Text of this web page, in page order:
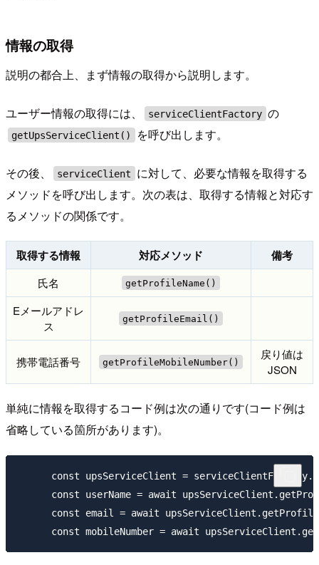
情報の取得
説明の都合上、まず情報の取得から説明します。
ユーザー情報の取得には、 serviceClientFactory の
getUpsServiceClient() を呼び出します。
その後、 serviceClient
に対して、必要な情報を取得する
メソッドを呼び出します。次の表は、取得する情報と対応す
るメソッドの関係です。
取得する情報 対応メソッド 備考
氏名 getProfileName()
Eメールアドレ
ス
getProfileEmail()
携帯電話番号 getProfileMobileNumber()
戻り値は
JSON
単純に情報を取得するコード例は次の通りです(コード例は
省略している箇所があります)。
const upsServiceClient =
const userName = await
const email = await